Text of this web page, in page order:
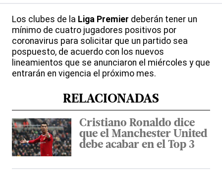
Los clubes de la Liga Premier deberán tener un
mínimo de cuatro jugadores positivos por
coronavirus para solicitar que un partido sea
pospuesto, de acuerdo con los nuevos
lineamientos que se anunciaron el miércoles y que
entrarán en vigencia el próximo mes.
RELACIONADAS
Cristiano Ronaldo dice
que el Manchester United
debe acabar en el Top 3